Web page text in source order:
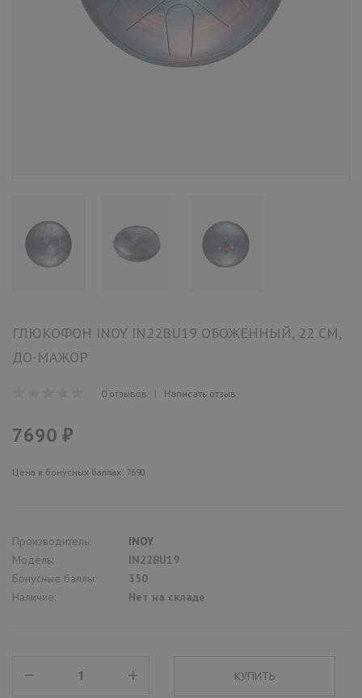
ГЛЮКОФОН INOY IN22BU19 ОБОЖЕННЫЙ, 22 СМ,
ДО-МАЖОР
0 отзывов | Написать отзыв
7690 ₽
Цена в бонусных баллах: 7690
Производитель:
INOY
Модель:
IN22BU19
Бонусные баллы:
350
Наличие:
Нет на складе